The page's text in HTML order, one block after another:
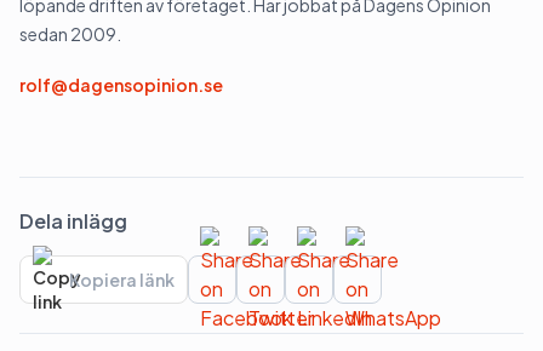
löpande driften av företaget. Har jobbat på Dagens Opinion
sedan 2009.
rolf@dagensopinion.se
Dela inlägg
Kopiera länk